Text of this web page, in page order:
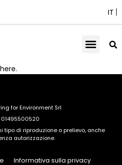
IT
for Environment Srl
01495500520
tipo di riproduzione o prelievo, anche
autorizzazione.
Informativa sulla privacy